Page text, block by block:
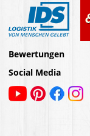
Bewertungen
Social Media